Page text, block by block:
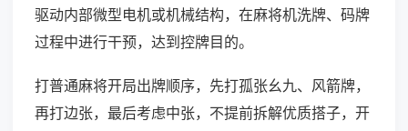
驱动内部微型电机或机械结构，在麻将机洗牌、码牌
过程中进行干预，达到控牌目的。
打普通麻将开局出牌顺序，先打孤张幺九、风箭牌，
再打边张，最后考虑中张，不提前拆解优质搭子，开